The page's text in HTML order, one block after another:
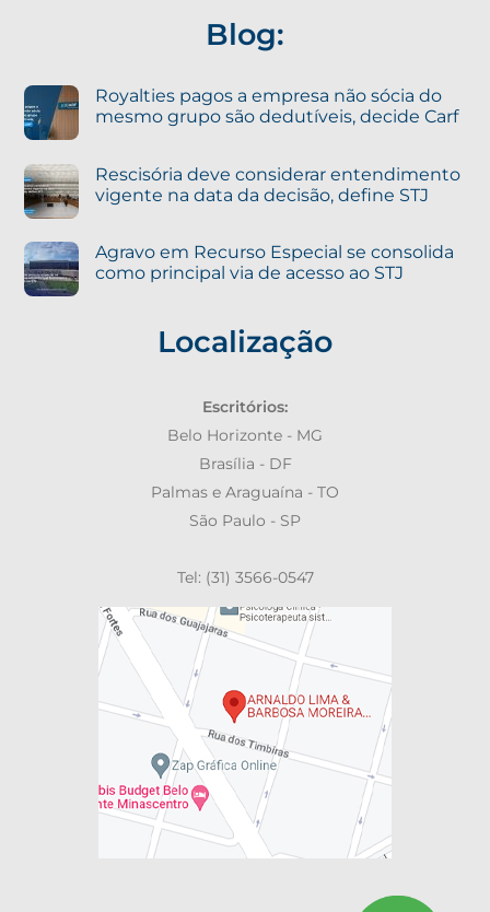
Blog:
Royalties pagos a empresa não sócia do
mesmo grupo são dedutíveis, decide Carf
Rescisória deve considerar entendimento
vigente na data da decisão, define STJ
Agravo em Recurso Especial se consolida
como principal via de acesso ao STJ
Localização
Escritórios:
Belo Horizonte - MG
Brasília - DF
Palmas e Araguaína - TO
São Paulo - SP
Tel: (31) 3566-0547